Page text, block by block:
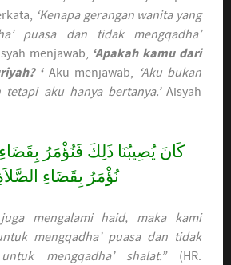
‘Kenapa gerangan wanita yang
puasa dan tidak mengqadha’
menjawab, ‘Apakah kamu dari
‘Aku menjawab, ‘Aku bukan
tetapi aku hanya bertanya.’Aisyah
كَانَ يُصِيبُنَا ذَلِكَ فَنُؤْمَرُ
نُؤْمَرُ بِقَضَاءِ
mengalami haid, maka kami
mengqadha’ puasa dan tidak
mengqadha’ shalat.”(HR.